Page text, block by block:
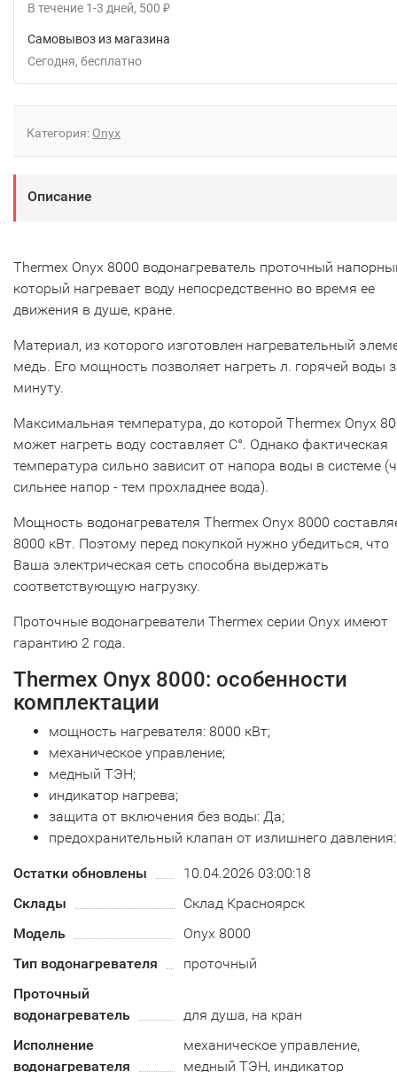
В течение 1-3 дней 500 ₽
Самовывоз из магазина
Сегодня
Бесплатно
Категория: Onyx
Описание
Thermex Onyx 8000 водонагреватель проточный
который нагревает воду непосредственно во время ее
движения в душе, кране.
Материал, из которого изготовлен нагревательный
медь. Его мощность позволяет нагреть л. горячей воды
минуту.
Максимальная температура, до которой Thermex Onyx
может нагреть воду составляет С°. Однако фактическая
температура сильно зависит от напора воды в системе
сильнее напор - тем прохладнее вода).
Мощность водонагревателя Thermex Onyx 8000
8000 кВт. Поэтому перед покупкой нужно убедиться, что
Ваша электрическая сеть способна выдержать
соответствующую нагрузку.
Проточные водонагреватели Thermex серии Onyx имеют
гарантию 2 года.
Thermex Onyx 8000: особенности
комплектации
мощность нагревателя: 8000 кВт;
механическое управление;
медный ТЭН;
индикатор нагрева;
защита от включения без воды: Да;
предохранительный клапан от излишнего
Остатки обновлены
10.04.2026 03:00:18
Склады
Склад Красноярск
Модель
Onyx 8000
Тип водонагревателя
проточный
Проточный
водонагреватель
для душа, на кран
Исполнение
водонагревателя
механическое управление,
медный ТЭН, индикатор